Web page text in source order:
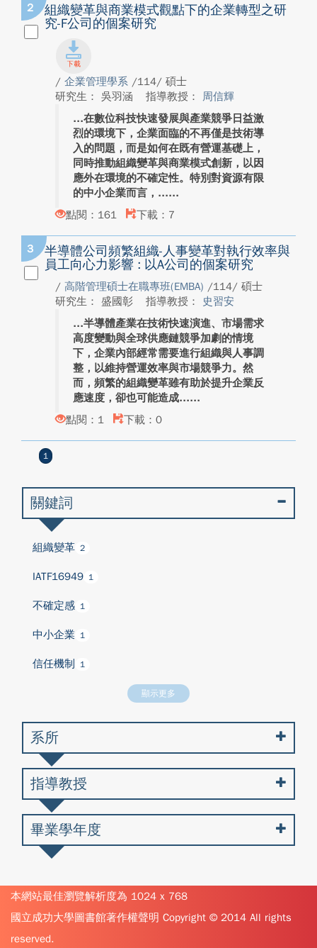
2
組織變革與商業模式觀點下的企業轉型之研
究-F公司的個案研究
/ 企業管理學系 /114/ 碩士
研究生： 吳羽涵
指導教授： 周信輝
在數位科技快速發展與產業競爭日益激
烈的環境下，企業面臨的不再僅是技術導
入的問題，而是如何在既有營運基礎上，
同時推動組織變革與商業模式創新，以因
應外在環境的不確定性。特別對資源有限
的中小企業而言，...
點閱：161
下載：7
3
半導體公司頻繁組織-人事變革對執行效率與
員工向心力影響 : 以A公司的個案研究
/ 高階管理碩士在職專班(EMBA) /114/ 碩士
研究生： 盛國彰
指導教授：
史習安
半導體產業在技術快速演進、市場需求
高度變動與全球供應鏈競爭加劇的情境
下，企業內部經常需要進行組織與人事調
整，以維持營運效率與市場競爭力。然
而，頻繁的組織變革雖有助於提升企業反
應速度，卻也可能造成...
點閱：1
下載：0
1
關鍵詞
組織變革 2
IATF16949 1
不確定感 1
中小企業 1
信任機制 1
顯示更多
系所
指導教授
畢業學年度
本網站最佳瀏覽解析度為 1024 x 768
國立成功大學圖書館著作權聲明 Copyright © 2014 All rights
reserved.